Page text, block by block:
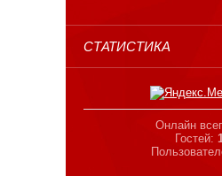
СТАТИСТИКА
Онлайн
Гостей: